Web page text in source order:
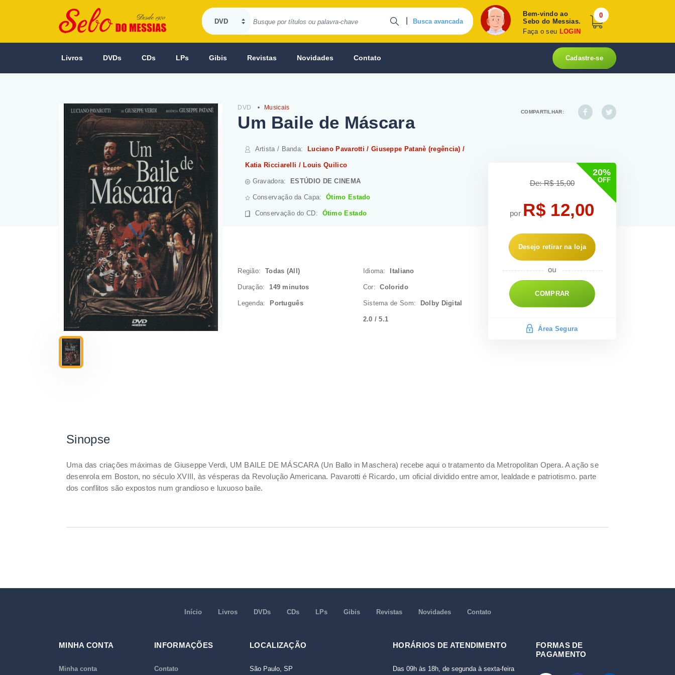
Busca avancada
Bem-vindo ao
Sebo do Messias.
Faça o seu LOGIN
0
Livros DVDs CDs LPs Gibis Revistas Novidades Contato Cadastre-se
DVD Musicais
Um Baile de Máscara
Artista / Banda: Luciano Pavarotti / Giuseppe Patanè (regência) /
Katia Ricciarelli / Louis Quilico
Gravadora: ESTÚDIO DE CINEMA
Conservação da Capa:Ótimo Estado
Conservação do CD: Ótimo Estado
Região: Todas (All) Idioma: Italiano
Duração:149 minutos Cor:Colorido
Legenda: Português Sistema de Som: Dolby Digital
2.0 / 5.1
COMPARTILHAR:
20%
OFF
De: R$ 15,00
por R$ 12,00
Desejo retirar na loja
COMPRAR
Área Segura
Sinopse
Uma das criações máximas de Giuseppe Verdi, UM BAILE DE MÁSCARA (Un Ballo in Maschera) recebe aqui o tratamento da Metropolitan Opera. A ação se
desenrola em Boston, no século XVIII, às vésperas da Revolução Americana. Pavarotti é Ricardo, um oficial dividido entre amor, lealdade e patriotismo. parte
dos conflitos são expostos num grandioso e luxuoso baile.
Início Livros DVDs CDs LPs Gibis Revistas Novidades Contato
MINHA CONTA
Minha conta
INFORMAÇÕES
Contato
LOCALIZAÇÃO
São Paulo, SP
HORÁRIOS DE ATENDIMENTO
Das 09h às 18h, de segunda à sexta-feira
FORMAS DE
PAGAMENTO